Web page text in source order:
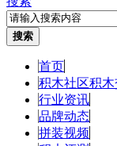
搜索
首页
积木社区积木
行业资讯
品牌动态
拼装视频